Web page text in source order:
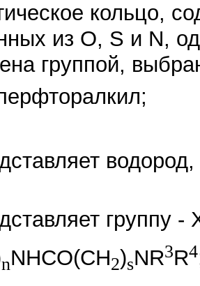
кольцо,
из O, S и N,
группой,
водород,
группу -
nNHCO(CH2)sNR3R4